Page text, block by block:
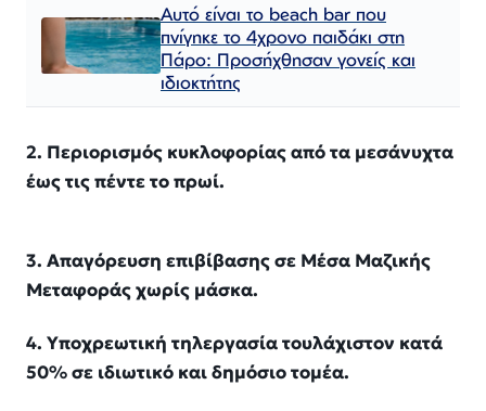
Αυτό είναι το beach bar που
πνίγηκε το 4χρονο παιδάκι στη
Πάρο: Προσήχθησαν γονείς και
ιδιοκτήτης
2. Περιορισμός κυκλοφορίας από τα μεσάνυχτα
έως τις πέντε το πρωί.
3. Απαγόρευση επιβίβασης σε Μέσα Μαζικής
Μεταφοράς χωρίς μάσκα.
4. Υποχρεωτική τηλεργασία τουλάχιστον κατά
50% σε ιδιωτικό και δημόσιο τομέα.